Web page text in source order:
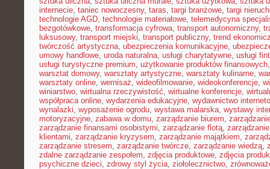
internecie, taniec nowoczesny, taras, targi branżowe, targi
technologie AGD, technologie materiałowe, telemedycyna
bezgotówkowe, transformacja cyfrowa, transport autonomiczny,
luksusowy, transport miejski, transport publiczny, trend
twórczość artystyczna, ubezpieczenia komunikacyjne,
umowy handlowe, uroda naturalna, usługi charytatywne, usługi
usługi turystyczne premium, użytkowanie produktów finansowych
warsztat domowy, warsztaty artystyczne, warsztaty kulinarne,
warsztaty online, wernisaż, wideofilmowanie, wideokonferencje,
winiarstwo, wirtualna rzeczywistość, wirtualne konferencje,
współpraca online, wydarzenia edukacyjne, wydawnictwo
wynalazki, wyposażenie ogrodu, wystawa malarska, wystawy
motoryzacyjne, zabawa w domu, zarządzanie biurem,
zarządzanie finansami osobistymi, zarządzanie flotą,
klientami, zarządzanie kryzysem, zarządzanie majątkiem,
zarządzanie stresem, zarządzanie twórcze, zarządzanie wiedzą,
zdalne zarządzanie zespołem, zdjęcia produktowe, zdjęcia
psychiczne dzieci, zdrowy styl życia, ziołolecznictwo,